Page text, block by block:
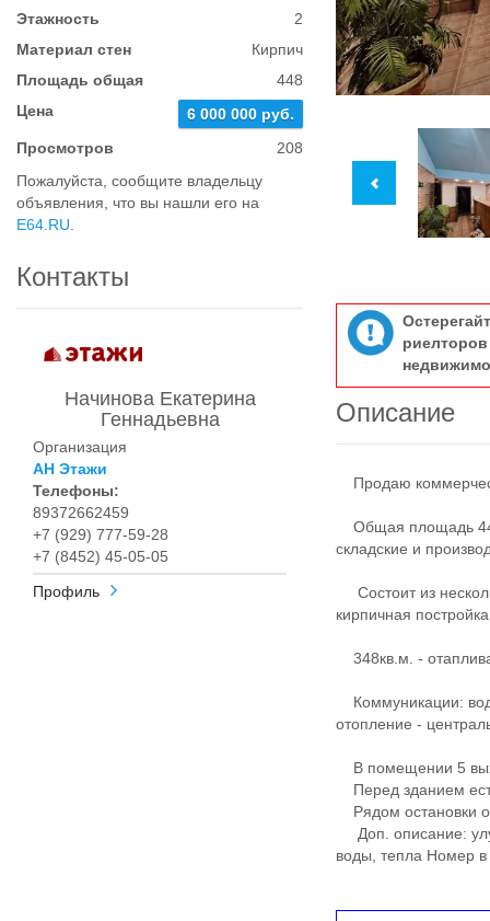
Этажность
2
Материал стен
Кирпич
Площадь общая
448
Цена
6 000 000 руб.
Просмотров
208
Пожалуйста, сообщите владельцу
объявления, что вы нашли его на
E64.RU
Контакты
Начинова Екатерина
Геннадьевна
Организация
АН Этажи
Телефоны:
89372662459
+7 (929) 777-59-28
+7 (8452) 45-05-05
Профиль
Описание
Продаю
Общая площадь
складские и
Состоит из
кирпичная
348кв.м. -
Коммуникации:
отопление -
В помещении 5
Перед зданием
Рядом остановки
Доп. описание:
воды, тепла Номер в